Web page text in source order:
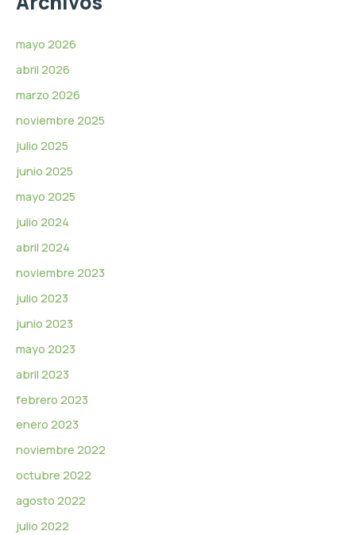
v
d
o
mayo 2026
abril 2026
marzo 2026
noviembre 2025
julio 2025
junio 2025
mayo 2025
julio 2024
abril 2024
noviembre 2023
julio 2023
junio 2023
mayo 2023
abril 2023
febrero 2023
enero 2023
noviembre 2022
octubre 2022
agosto 2022
julio 2022